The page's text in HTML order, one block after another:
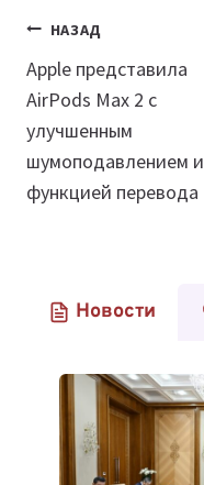
Навигация
по
записям
НАЗАД
Apple представила
AirPods Max 2 с
улучшенным
шумоподавлением и
функцией перевода
Новости